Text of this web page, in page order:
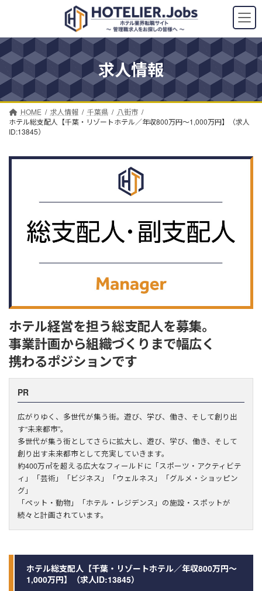
ン
ツ
へ
ス
キ
ッ
ー
シ
ョ
ン
に
移
求人情報
HOME 求人情報 千葉県
八街市
ホテル総支配人【千葉・リゾートホテル／年収800万円～1,000万円】（求人
ID:13845）
ホテル経営を担う総支配人を募集。
事業計画から組織づくりまで幅広く
携わるポジションです
PR
広がりゆく、多世代が集う街。遊び、学び、働き、そして創り出
す“未来都市”。
多世代が集う街としてさらに拡大し、遊び、学び、働き、そして
創り出す未来都市として充実していきます。
約400万㎡を超える広大なフィールドに「スポーツ・アクティビテ
ィ」「芸術」「ビジネス」「ウェルネス」「グルメ・ショッピン
グ」
「ペット・動物」「ホテル・レジデンス」の施設・スポットが
続々と計画されています。
ホテル総支配人【千葉・リゾートホテル／年収800万円～
1,000万円】（求人ID:13845）